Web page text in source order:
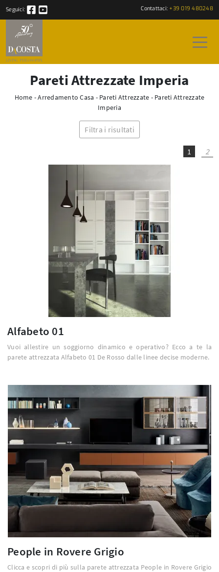
Seguici: Contattaci: +39 019 480248
Pareti Attrezzate Imperia
Home -Arredamento Casa - Pareti Attrezzate - Pareti Attrezzate
Imperia
Filtra i risultati
1 2
Alfabeto 01
Vuoi allestire un soggiorno dinamico e operativo? Ecco a te la
parete attrezzata Alfabeto 01 De Rosso dalle linee decise moderne.
People in Rovere Grigio
Clicca e scopri di più sulla parete attrezzata People in Rovere Grigio